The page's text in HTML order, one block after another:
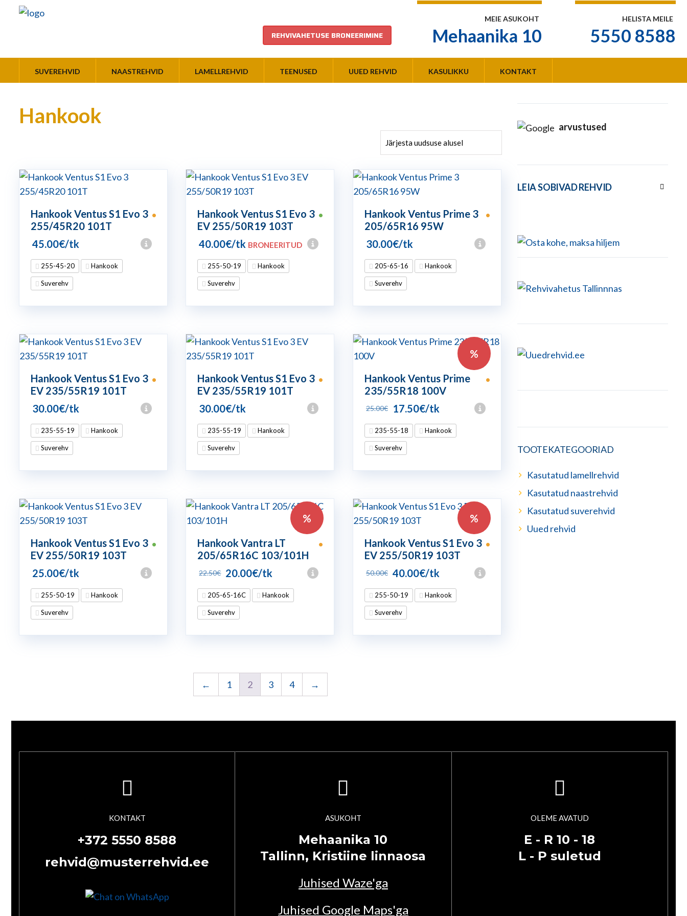
REHVIVAHETUSE BRONEERIMINE
MEIE ASUKOHT
Mehaanika 10
HELISTA MEILE
5550 8588
SUVEREHVID NAASTREHVID LAMELLREHVID TEENUSED UUED REHVID KASULIKKU KONTAKT
Hankook
•
Hankook Ventus S1 Evo 3
255/45R20 101T
45.00€/tk
255-45-20 Hankook
Suverehv
•
Hankook Ventus S1 Evo 3
EV 255/50R19 103T
40.00€/tk BRONEERITUD
255-50-19 Hankook
Suverehv
•
Hankook Ventus Prime 3
205/65R16 95W
30.00€/tk
205-65-16 Hankook
Suverehv
•
Hankook Ventus S1 Evo 3
EV 235/55R19 101T
30.00€/tk
235-55-19 Hankook
Suverehv
•
Hankook Ventus S1 Evo 3
EV 235/55R19 101T
30.00€/tk
235-55-19 Hankook
Suverehv
%
•
Hankook Ventus Prime
235/55R18 100V
25.00€
Algne
hind
oli:
25.00€.
17.50€Praegune
hind
on:
/tk
235-55-18 Hankook
Suverehv
•
Hankook Ventus S1 Evo 3
EV 255/50R19 103T
25.00€/tk
255-50-19 Hankook
Suverehv
%
•
Hankook Vantra LT
205/65R16C 103/101H
22.50€ Algne
hind
oli:
22.50€.
20.00€Praegune
hind
on:
/tk
205-65-16C Hankook
Suverehv
%
•
Hankook Ventus S1 Evo 3
EV 255/50R19 103T
50.00€ Algne
hind
oli:
50.00€.
40.00€Praegune
hind
on:
/tk
255-50-19 Hankook
Suverehv
← 1 2 3 4 →
arvustused
LEIA SOBIVAD REHVID
TOOTEKATEGOORIAD
Kasutatud lamellrehvid
Kasutatud naastrehvid
Kasutatud suverehvid
Uued rehvid
KONTAKT
+372 5550 8588
rehvid@musterrehvid.ee
ASUKOHT
Mehaanika 10
Tallinn, Kristiine linnaosa
Juhised Waze'ga
Juhised Google Maps'ga
OLEME AVATUD
E - R 10 - 18
L - P suletud